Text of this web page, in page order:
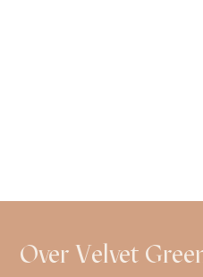
Over Velvet